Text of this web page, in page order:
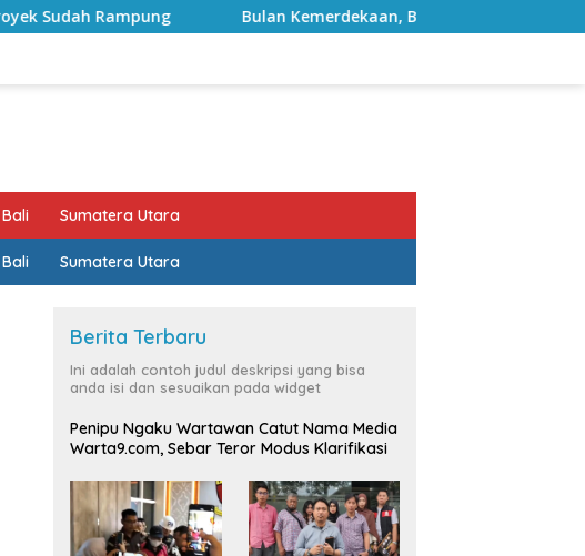
Bulan Kemerdekaan, Bupati Lampung Selatan Ajak ASN
Bali Sumatera Utara
Bali Sumatera Utara
Berita Terbaru
Ini adalah contoh judul deskripsi yang bisa
anda isi dan sesuaikan pada widget
Penipu Ngaku Wartawan Catut Nama Media
Warta9.com, Sebar Teror Modus Klarifikasi